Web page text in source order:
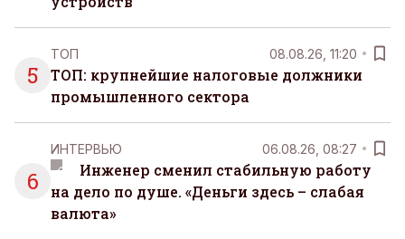
5
ТОП 08.08.26, 11:20
ТОП: крупнейшие налоговые должники
промышленного сектора
6
ИНТЕРВЬЮ 06.08.26, 08:27
Инженер сменил стабильную работу
на дело по душе. «Деньги здесь – слабая
валюта»